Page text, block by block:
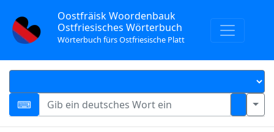
Oostfräisk Woordenbauk
Ostfriesisches Wörterbuch
Wörterbuch fürs Ostfriesische Platt